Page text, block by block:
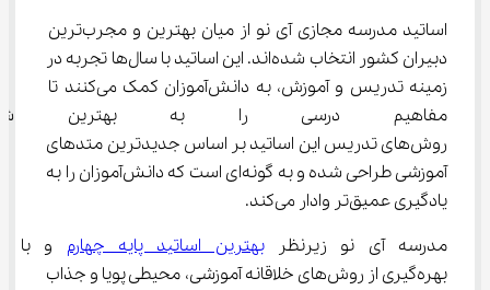
اساتید مدرسه مجازی آی نو از میان بهترین و مجرب‌ترین
دبیران کشور انتخاب شده‌اند. این اساتید با سال‌ها تجربه در
زمینه تدریس و آموزش، به دانش‌آموزان کمک می‌کنند تا
مفاهیم درسی را به بهترین
روش‌های تدریس این اساتید بر اساس جدیدترین متدهای
آموزشی طراحی شده و به گونه‌ای است که دانش‌آموزان را به
یادگیری عمیق‌تر وادار می‌کند.
مدرسه آی نو زیرنظر بهترین اساتید پایه چهارم و با
بهره‌گیری از روش‌های خلاقانه آموزشی، محیطی پویا و جذاب